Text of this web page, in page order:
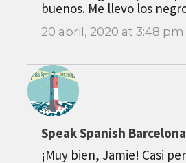
buenos. Me llevo los
20 abril, 2020 at 3:48 pm
Speak Spanish
¡Muy bien, Jamie! Casi